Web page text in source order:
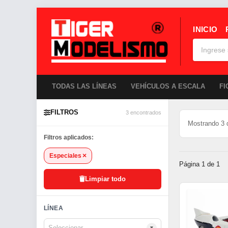
INICIO
TODAS LAS LÍNEAS VEHÍCULOS A ESCALA
FILTROS 3 encontrados
Filtros aplicados:
Especiales ×
Limpiar todo
LÍNEA
Mostrando 3
Página 1 de 1